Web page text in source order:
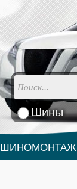
Шины
ШИНОМОНТАЖ